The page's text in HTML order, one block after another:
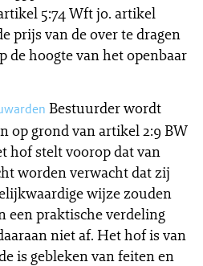
5:74 Wft jo. artikel
prijs van de over te dragen
de hoogte van het openbaar
Bestuurder wordt
op grond van artikel 2:9 BW
hof stelt voorop dat van
worden verwacht dat zij
wijze zouden
een praktische verdeling
niet af. Het hof is van
is gebleken van feiten en